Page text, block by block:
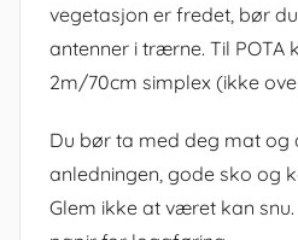
vegetasjon er fredet, bør
antenner i trærne. Til POTA
2m/70cm simplex (ikke
Du bør ta med deg mat
anledningen, gode sko og
Glem ikke at været kan